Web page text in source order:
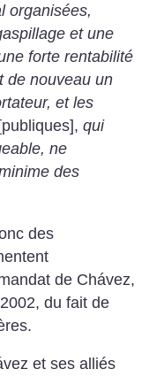
organisées,
et une
forte rentabilité
de nouveau un
et les
qui
ne
des
des
de Chávez,
du fait de
et ses alliés